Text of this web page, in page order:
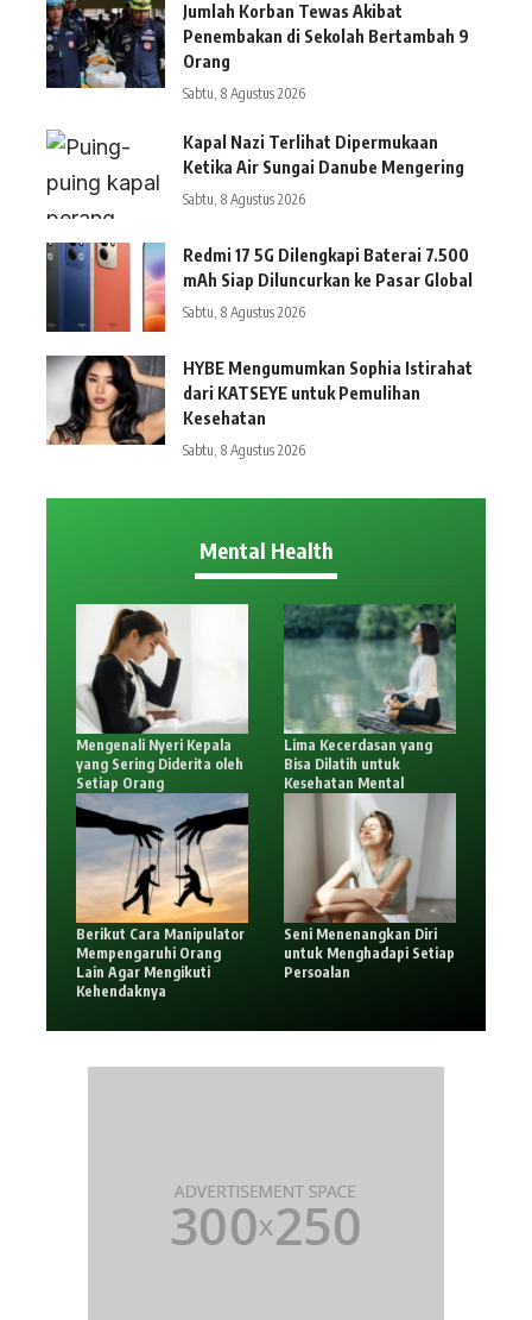
Jumlah Korban Tewas Akibat
Penembakan di Sekolah Bertambah 9
Orang
Sabtu, 8 Agustus 2026
Kapal Nazi Terlihat Dipermukaan
Ketika Air Sungai Danube Mengering
Sabtu, 8 Agustus 2026
Redmi 17 5G Dilengkapi Baterai 7.500
mAh Siap Diluncurkan ke Pasar Global
Sabtu, 8 Agustus 2026
HYBE Mengumumkan Sophia Istirahat
dari KATSEYE untuk Pemulihan
Kesehatan
Sabtu, 8 Agustus 2026
Mental Health
Mengenali Nyeri Kepala
yang Sering Diderita oleh
Setiap Orang
Lima Kecerdasan yang
Bisa Dilatih untuk
Kesehatan Mental
Berikut Cara Manipulator
Mempengaruhi Orang
Lain Agar Mengikuti
Kehendaknya
Seni Menenangkan Diri
untuk Menghadapi Setiap
Persoalan